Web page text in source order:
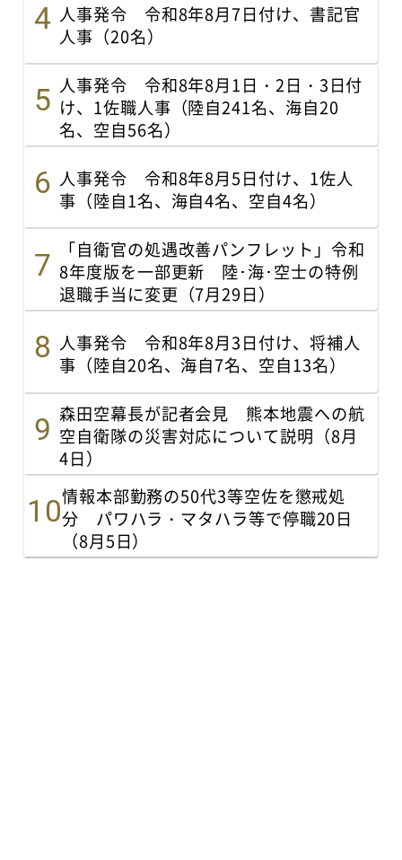
人事発令 令和8年8月7日付け、書記官
人事（20名）
人事発令 令和8年8月1日・2日・3日付
け、1佐職人事（陸自241名、海自20
名、空自56名）
人事発令 令和8年8月5日付け、1佐人
事（陸自1名、海自4名、空自4名）
「自衛官の処遇改善パンフレット」令和
8年度版を一部更新 陸･海･空士の特例
退職手当に変更（7月29日）
人事発令 令和8年8月3日付け、将補人
事（陸自20名、海自7名、空自13名）
森田空幕長が記者会見 熊本地震への航
空自衛隊の災害対応について説明（8月
4日）
情報本部勤務の50代3等空佐を懲戒処
分 パワハラ・マタハラ等で停職20日
（8月5日）